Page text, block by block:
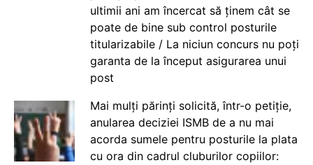
ultimii ani am încercat să ținem cât se
poate de bine sub control posturile
titularizabile / La niciun concurs nu poți
garanta de la început asigurarea unui
post
Mai mulți părinți solicită, într-o petiție,
anularea deciziei ISMB de a nu mai
acorda sumele pentru posturile la plata
cu ora din cadrul cluburilor copiilor: